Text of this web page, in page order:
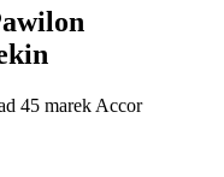
45 marek Accor